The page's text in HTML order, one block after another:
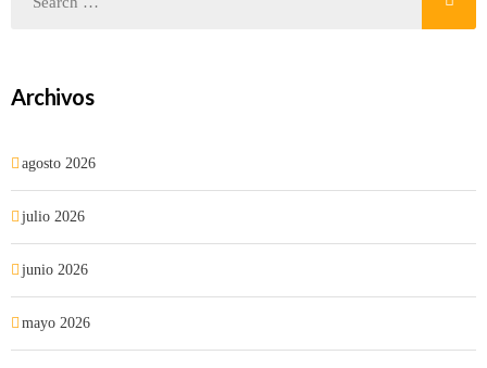
Archivos
agosto 2026
julio 2026
junio 2026
mayo 2026